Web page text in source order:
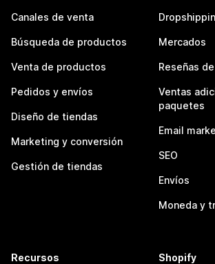
Canales de venta
Búsqueda de productos
Venta de productos
Pedidos y envíos
Diseño de tiendas
Marketing y conversión
Gestión de tiendas
Mercados
Reseñas
Ventas
paquetes
Email
SEO
Envíos
Moneda y
Recursos Shopify